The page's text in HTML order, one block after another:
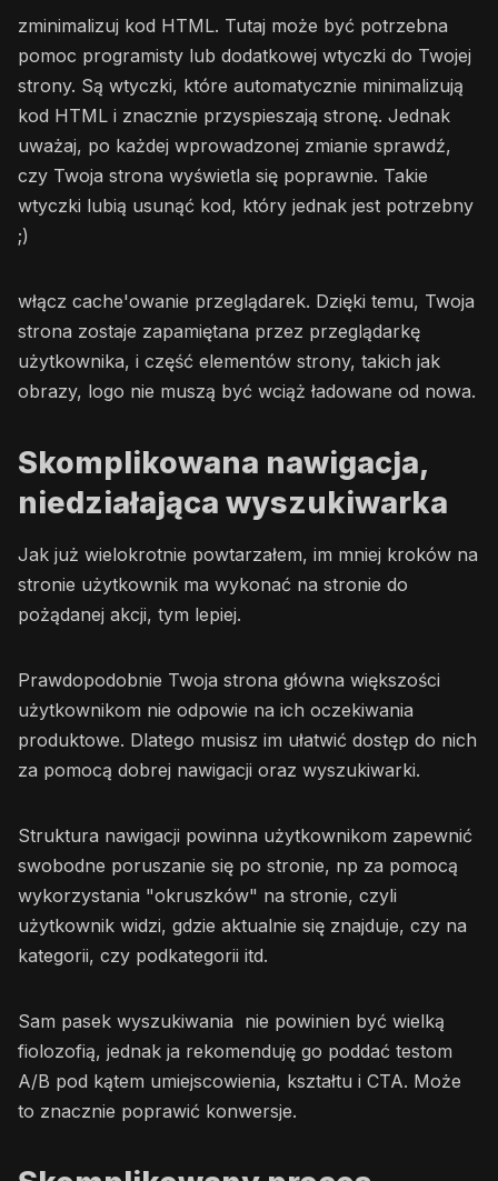
zminimalizuj kod HTML. Tutaj może być potrzebna
pomoc programisty lub dodatkowej wtyczki do Twojej
strony. Są wtyczki, które automatycznie minimalizują
kod HTML i znacznie przyspieszają stronę. Jednak
uważaj, po każdej wprowadzonej zmianie sprawdź,
czy Twoja strona wyświetla się poprawnie. Takie
wtyczki lubią usunąć kod, który jednak jest potrzebny
;)
włącz cache'owanie przeglądarek. Dzięki temu, Twoja
strona zostaje zapamiętana przez przeglądarkę
użytkownika, i część elementów strony, takich jak
obrazy, logo nie muszą być wciąż ładowane od nowa.
Skomplikowana nawigacja,
niedziałająca wyszukiwarka
Jak już wielokrotnie powtarzałem, im mniej kroków na
stronie użytkownik ma wykonać na stronie do
pożądanej akcji, tym lepiej.
Prawdopodobnie Twoja strona główna większości
użytkownikom nie odpowie na ich oczekiwania
produktowe. Dlatego musisz im ułatwić dostęp do nich
za pomocą dobrej nawigacji oraz wyszukiwarki.
Struktura nawigacji powinna użytkownikom zapewnić
swobodne poruszanie się po stronie, np za pomocą
wykorzystania "okruszków" na stronie, czyli
użytkownik widzi, gdzie aktualnie się znajduje, czy na
kategorii, czy podkategorii itd.
Sam pasek wyszukiwania nie powinien być wielką
fiolozofią, jednak ja rekomenduję go poddać testom
A/B pod kątem umiejscowienia, kształtu i CTA. Może
to znacznie poprawić konwersje.